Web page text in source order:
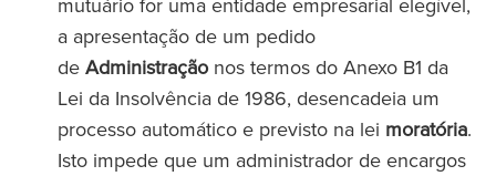
a apresentação de um pedido
de Administraçãonos termos do Anexo B1 da
Lei da Insolvência de 1986, desencadeia um
processo automático e previsto na lei moratória.
Isto impede que um administrador de encargos